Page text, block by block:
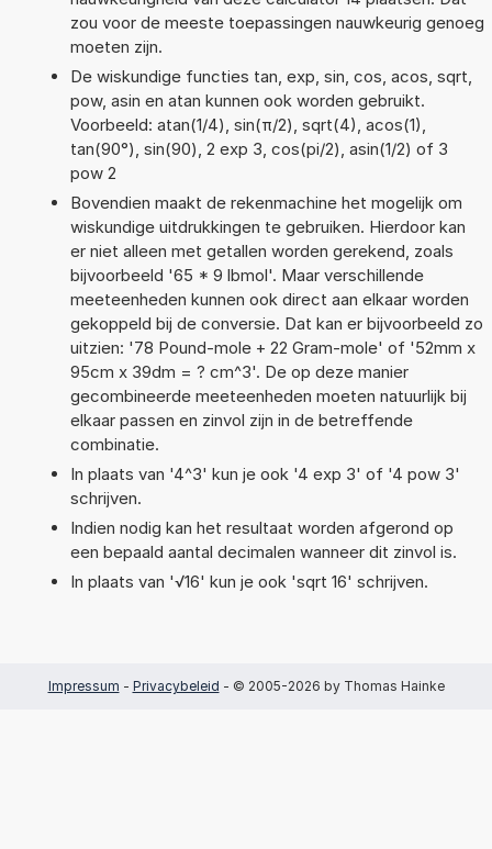
zou voor de meeste toepassingen nauwkeurig genoeg
moeten zijn.
De wiskundige functies tan, exp, sin, cos, acos, sqrt,
pow, asin en atan kunnen ook worden gebruikt.
Voorbeeld: atan(1/4), sin(π/2), sqrt(4), acos(1),
tan(90°), sin(90), 2 exp 3, cos(pi/2), asin(1/2) of 3
pow 2
Bovendien maakt de rekenmachine het mogelijk om
wiskundige uitdrukkingen te gebruiken. Hierdoor kan
er niet alleen met getallen worden gerekend, zoals
bijvoorbeeld '65 * 9 lbmol'. Maar verschillende
meeteenheden kunnen ook direct aan elkaar worden
gekoppeld bij de conversie. Dat kan er bijvoorbeeld zo
uitzien: '78 Pound-mole + 22 Gram-mole' of '52mm x
95cm x 39dm = ? cm^3'. De op deze manier
gecombineerde meeteenheden moeten natuurlijk bij
elkaar passen en zinvol zijn in de betreffende
combinatie.
In plaats van '4^3' kun je ook '4 exp 3' of '4 pow 3'
schrijven.
Indien nodig kan het resultaat worden afgerond op
een bepaald aantal decimalen wanneer dit zinvol is.
In plaats van '√16' kun je ook 'sqrt 16' schrijven.
Impressum - Privacybeleid - © 2005-2026 by Thomas Hainke